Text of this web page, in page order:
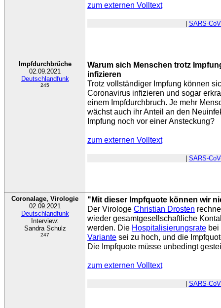
zum externen Volltext
SARS-
Impfdurchbrüche
02.09.2021
Deutschlandfunk
245
Warum sich Menschen trotz
infizieren
Trotz vollständiger Impfung können
Coronavirus infizieren und sogar
einem Impfdurchbruch. Je mehr
wächst auch ihr Anteil an den
Impfung noch vor einer Ansteckung?
zum externen Volltext
SARS-
Coronalage, Virologie
02.09.2021
Deutschlandfunk
Interview:
Sandra Schulz
247
"Mit dieser Impfquote können wir
Der Virologe Christian Drosten
wieder gesamtgesellschaftliche
werden. Die Hospitalisierungsrate bei
Variante sei zu hoch, und die
Die Impfquote müsse unbedingt
zum externen Volltext
SARS-